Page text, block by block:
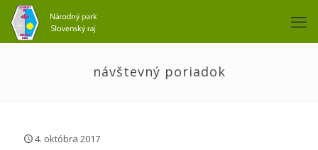
návštevný poriadok
4. októbra 2017